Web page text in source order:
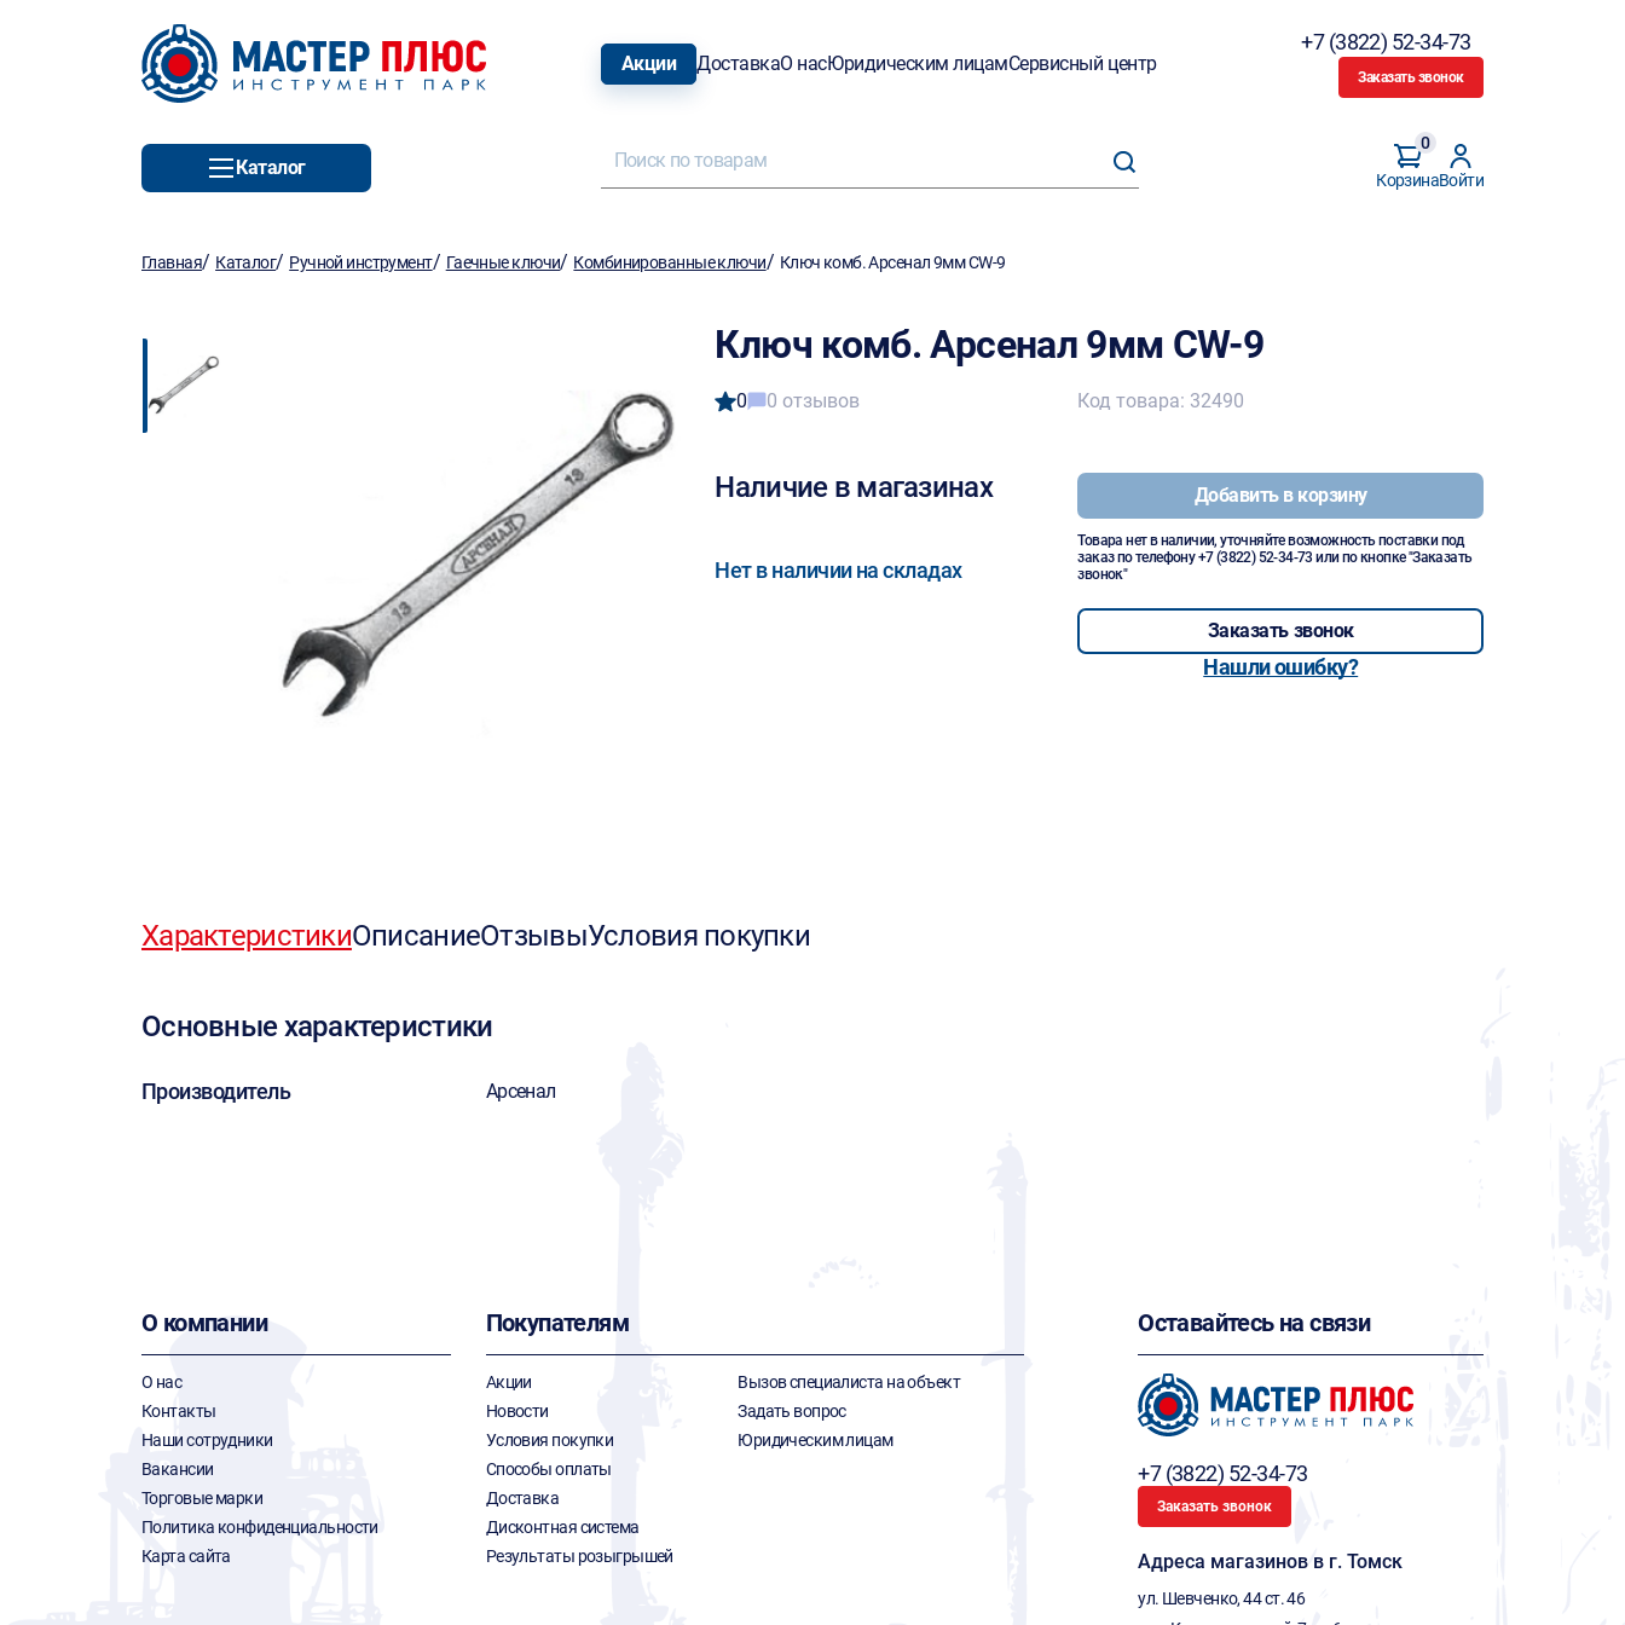
Акции ДоставкаО насЮридическим лицамСервисный центр
+7 (3822) 52-34-73
Заказать звонок
Каталог
Корзина
0
Войти
Главная/ Каталог/ Ручной инструмент/ Гаечные ключи/ Комбинированные ключи/ Ключ комб. Арсенал 9мм CW-9
Ключ комб. Арсенал 9мм CW-9
0 0 отзывов
Наличие в магазинах
Нет в наличии на складах
Код товара: 32490
Добавить в корзину
Товара нет в наличии, уточняйте возможность поставки под
заказ по телефону+7 (3822) 52-34-73 или по кнопке "Заказать
звонок"
Заказать звонок
Нашли ошибку?
ХарактеристикиОписаниеОтзывыУсловия покупки
Основные характеристики
Производитель Арсенал
О компании
О нас
Контакты
Наши сотрудники
Вакансии
Торговые марки
Политика конфиденциальности
Карта сайта
Покупателям
Акции
Новости
Условия покупки
Способы оплаты
Доставка
Дисконтная система
Результаты розыгрышей
Вызов специалиста на объект
Задать вопрос
Юридическим лицам
Оставайтесь на связи
+7 (3822) 52-34-73
Заказать звонок
Адреса магазинов в г. Томск
ул. Шевченко, 44 ст. 46